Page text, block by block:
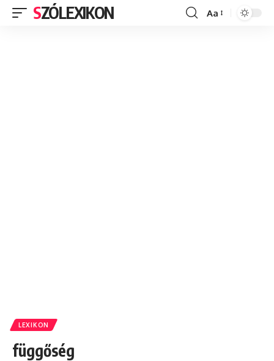
SZÓLEXIKON
Font
Aa
LEXIKON
függőség